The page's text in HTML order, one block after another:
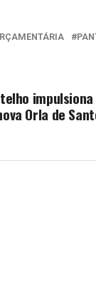
impulsiona
Orla de